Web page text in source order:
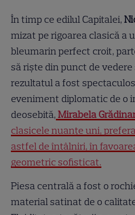
În timp ce edilul Capitalei,
mizat pe rigoarea clasică a
bleumarin perfect croit,
să riște din punct de
rezultatul a fost
eveniment diplomatic de o
deosebită, Mirabela
clasicele nuanțe uni,
astfel de întâlniri, în
geometric sofisticat.
Piesa centrală a fost o
material satinat de o